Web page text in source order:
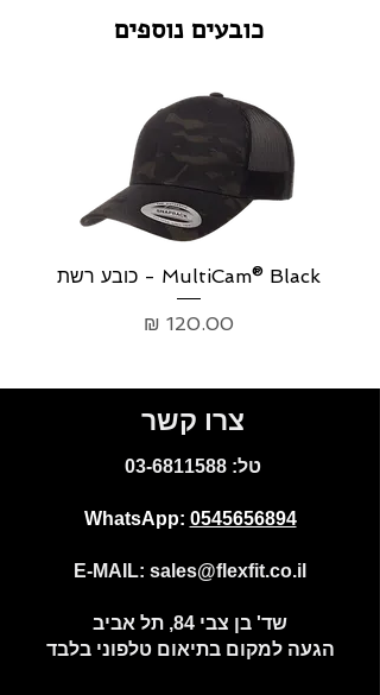
כובעים נוספים
MultiCam® Black - כובע רשת
מחיר
צרו קשר
03-6811588 :טל
WhatsApp: 0545656894
E-MAIL: sales@flexfit.co.il
שד' בן צבי 84, תל אביב
הגעה למקום בתיאום טלפוני בלבד